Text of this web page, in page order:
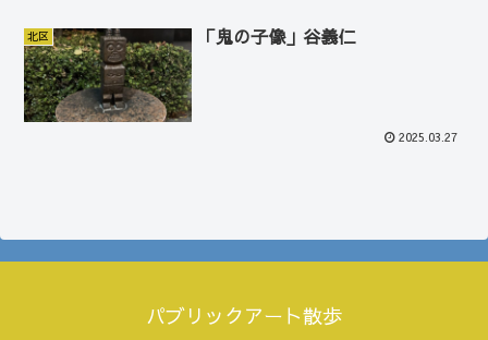
北区 「鬼の子像」谷義仁
2025.03.27
パブリックアート散歩